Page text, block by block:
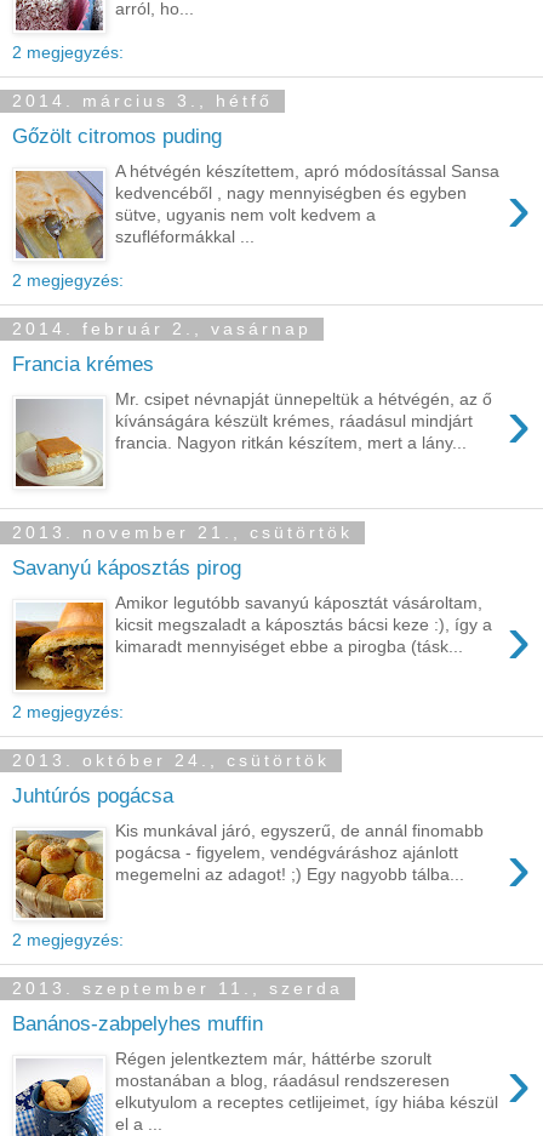
arról, ho...
2 megjegyzés:
2014. március 3., hétfő
Gőzölt citromos puding
›
A hétvégén készítettem, apró módosítással Sansa
kedvencéből , nagy mennyiségben és egyben
sütve, ugyanis nem volt kedvem a
szufléformákkal ...
2 megjegyzés:
2014. február 2., vasárnap
Francia krémes
›
Mr. csipet névnapját ünnepeltük a hétvégén, az ő
kívánságára készült krémes, ráadásul mindjárt
francia. Nagyon ritkán készítem, mert a lány...
2013. november 21., csütörtök
Savanyú káposztás pirog
›
Amikor legutóbb savanyú káposztát vásároltam,
kicsit megszaladt a káposztás bácsi keze :), így a
kimaradt mennyiséget ebbe a pirogba (tásk...
2 megjegyzés:
2013. október 24., csütörtök
Juhtúrós pogácsa
›
Kis munkával járó, egyszerű, de annál finomabb
pogácsa - figyelem, vendégváráshoz ajánlott
megemelni az adagot! ;) Egy nagyobb tálba...
2 megjegyzés:
2013. szeptember 11., szerda
Banános-zabpelyhes muffin
›
Régen jelentkeztem már, háttérbe szorult
mostanában a blog, ráadásul rendszeresen
elkutyulom a receptes cetlijeimet, így hiába készül
el a ...